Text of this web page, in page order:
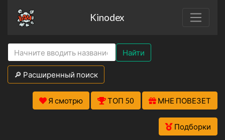
Kinodex
Найти
🔎 Расширенный поиск
Я смотрю ТОП 50 МНЕ ПОВЕЗЕТ
Подборки